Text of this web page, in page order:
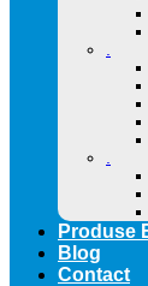
.
.
Produse
Blog
Contact